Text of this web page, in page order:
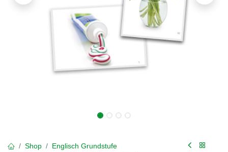
Shop
Englisch Grundstufe